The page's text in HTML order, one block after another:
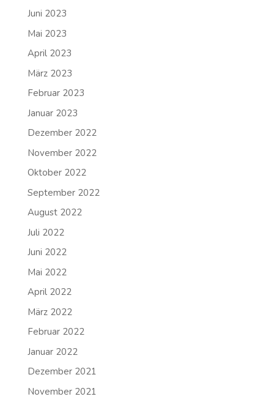
Juni 2023
Mai 2023
April 2023
März 2023
Februar 2023
Januar 2023
Dezember 2022
November 2022
Oktober 2022
September 2022
August 2022
Juli 2022
Juni 2022
Mai 2022
April 2022
März 2022
Februar 2022
Januar 2022
Dezember 2021
November 2021